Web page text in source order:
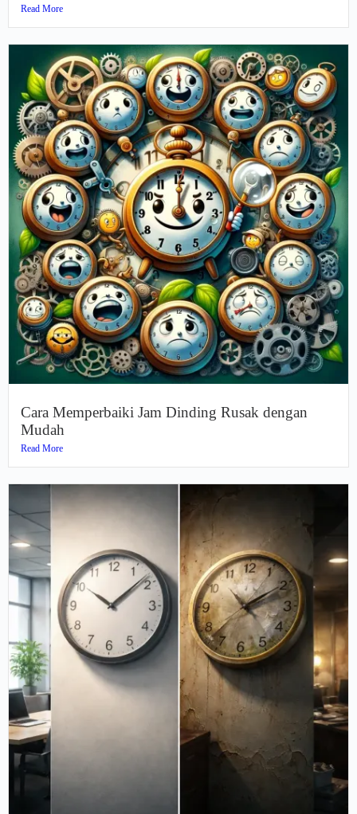
Read More
Cara Memperbaiki Jam Dinding Rusak dengan
Mudah
Read More